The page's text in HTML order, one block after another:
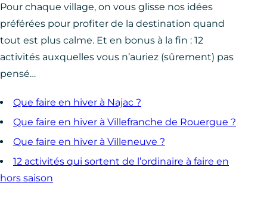
Pour chaque village, on vous glisse nos idées
préférées pour profiter de la destination quand
tout est plus calme. Et en bonus à la fin : 12
activités auxquelles vous n’auriez (sûrement) pas
pensé…
Que faire en hiver à Najac ?
Que faire en hiver à Villefranche de Rouergue ?
Que faire en hiver à Villeneuve ?
12 activités qui sortent de l’ordinaire à faire en
hors saison